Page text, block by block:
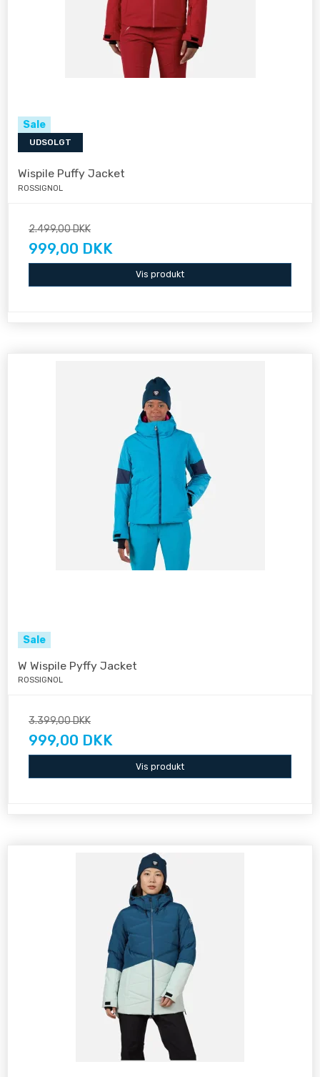
Sale
UDSOLGT
Wispile Puffy Jacket
ROSSIGNOL
2.499,00 DKK
999,00 DKK
Vis produkt
Sale
W Wispile Pyffy Jacket
ROSSIGNOL
3.399,00 DKK
999,00 DKK
Vis produkt